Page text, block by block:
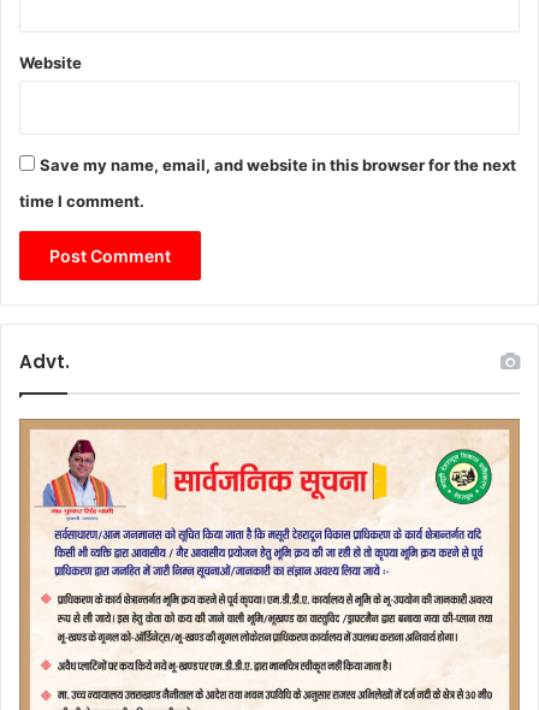
Website
Save my name, email, and website in this browser for the next
time I comment.
Advt.